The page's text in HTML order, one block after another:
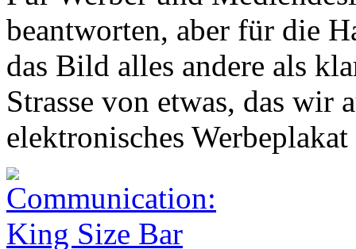
beantworten, aber für die
das Bild alles andere als
Strasse von etwas, das wir
elektronisches